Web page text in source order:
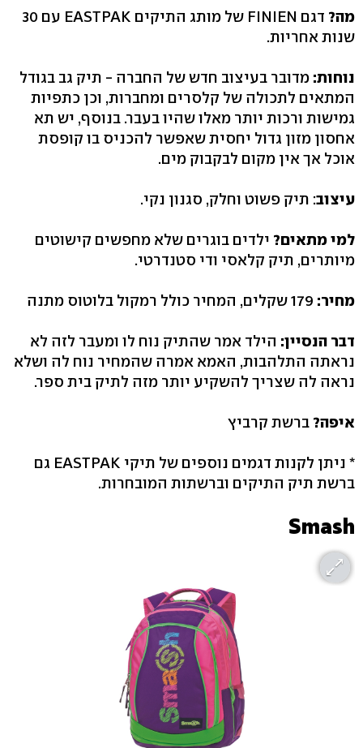
מה?
דגם FINIEN של מותג התיקים EASTPAK עם 30
שנות אחריות.
נוחות: מדובר בעיצוב חדש של החברה - תיק גב בגודל
המתאים לתכולה של קלסרים ומחברות, וכן כתפיות
גמישות ורכות יותר מאלו שהיו בעבר. בנוסף, יש תא
אחסון מזון גדול יחסית שאפשר להכניס בו קופסת
אוכל אך אין מקום לבקבוק מים.
עיצוב: תיק פשוט וחלק, סגנון נקי.
למי מתאים? ילדים בוגרים שלא מחפשים קישוטים
מיותרים, תיק קלאסי ודי סטנדרטי.
מחיר:
דבר הנסיין: הילד אמר שהתיק נוח לו ומעבר לזה לא
נראתה התלהבות, האמא אמרה שהמחיר נוח לה ושלא
נראה לה שצריך להשקיע יותר מזה לתיק בית ספר.
איפה? ברשת קרביץ
* ניתן לקנות דגמים נוספים של תיקי EASTPAK גם
ברשת תיק התיקים וברשתות המובחרות.
Smash